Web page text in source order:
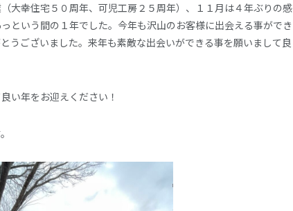
大幸住宅５０周年、可児工房２５周年）、１１月は４年ぶりの感
という間の１年でした。今年も沢山のお客様に出会える事ができ
うございました。来年も素敵な出会いができる事を願いまして良
い年をお迎えください！